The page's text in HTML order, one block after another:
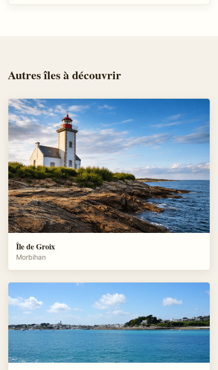
Autresîlesà découvrir
Île de Groix
Morbihan